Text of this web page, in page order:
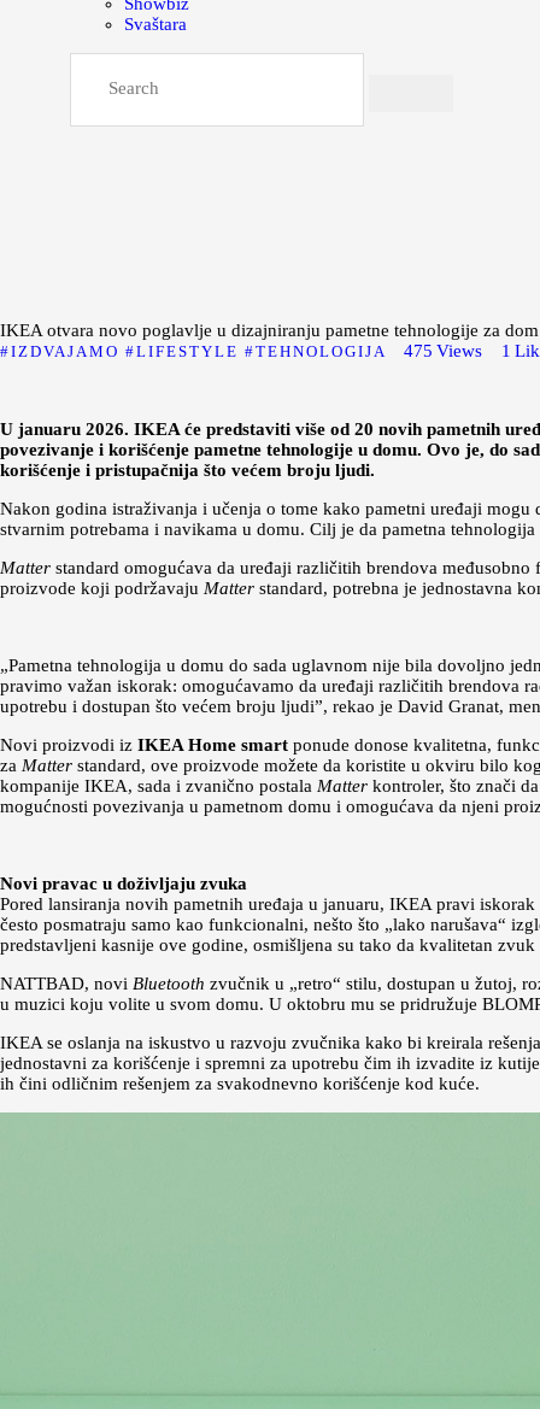
Svaštara
IKEA otvara novo poglavlje u dizajniranju pametne tehnologije za dom
IZDVAJAMO LIFESTYLE TEHNOLOGIJA 475 Views 1
U januaru 2026. IKEA će predstaviti više od 20 novih pametnih
povezivanje i korišćenje pametne tehnologije u domu. Ovo je, do
korišćenje i pristupačnija što većem broju ljudi.
Nakon godina istraživanja i učenja o tome kako pametni uređaji
stvarnim potrebama i navikama u domu. Cilj je da pametna
Matter standard omogućava da uređaji različitih brendova
proizvode koji podržavaju Matter standard, potrebna je jednostavna
„Pametna tehnologija u domu do sada uglavnom nije bila dovoljno
pravimo važan iskorak: omogućavamo da uređaji različitih brendova
upotrebu i dostupan što većem broju ljudi”, rekao je David Granat,
Novi proizvodi iz IKEA Home smart ponude donose kvalitetna,
za Matter standard, ove proizvode možete da koristite u okviru bilo
kompanije IKEA, sada i zvanično postala Matter kontroler, što znači
mogućnosti povezivanja u pametnom domu i omogućava da njeni
Novi pravac u doživljaju zvuka
Pored lansiranja novih pametnih uređaja u januaru, IKEA pravi
često posmatraju samo kao funkcionalni, nešto što „lako narušava“
predstavljeni kasnije ove godine, osmišljena su tako da kvalitetan
NATTBAD, novi Bluetooth zvučnik u „retro“ stilu, dostupan u žutoj,
u muzici koju volite u svom domu. U oktobru mu se pridružuje
IKEA se oslanja na iskustvo u razvoju zvučnika kako bi kreirala
jednostavni za korišćenje i spremni za upotrebu čim ih izvadite iz
ih čini odličnim rešenjem za svakodnevno korišćenje kod kuće.